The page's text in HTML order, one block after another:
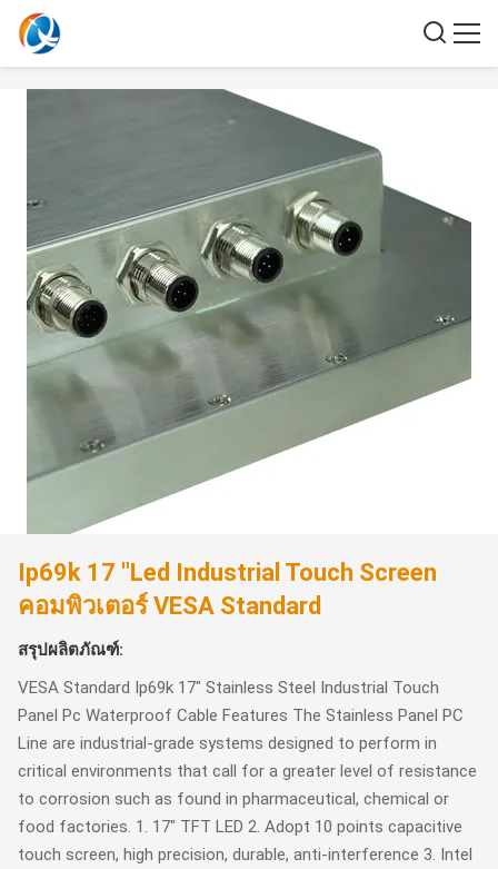
Ip69k 17 "Led Industrial Touch Screen
คอมพิวเตอร์ VESA Standard
สรุปผลิตภัณฑ์:
VESA Standard Ip69k 17" Stainless Steel Industrial Touch
Panel Pc Waterproof Cable Features The Stainless Panel PC
Line are industrial-grade systems designed to perform in
critical environments that call for a greater level of resistance
to corrosion such as found in pharmaceutical, chemical or
food factories. 1. 17" TFT LED 2. Adopt 10 points capacitive
touch screen, high precision, durable, anti-interference 3. Intel